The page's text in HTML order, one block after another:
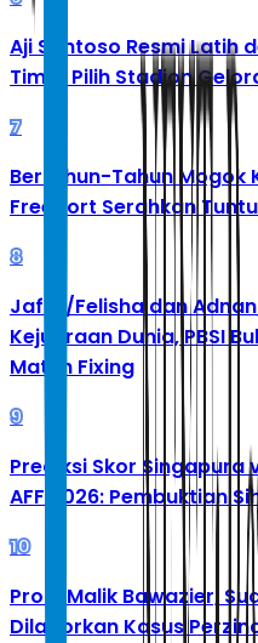
Aji Santoso Resmi Latih
Timur Pilih Stadion
7
Bertahun-Tahun Mogok
Freeport Serahkan
8
Jafar/Felisha dan
Kejuaraan Dunia, PBSI
Match Fixing
9
Prediksi Skor Singapura
AFF 2026: Pembuktian
10
Profil Malik Bawazier,
Dilaporkan Kasus